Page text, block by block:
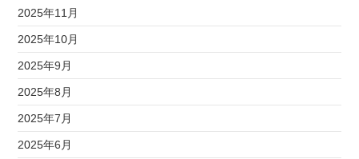
2025年11月
2025年10月
2025年9月
2025年8月
2025年7月
2025年6月